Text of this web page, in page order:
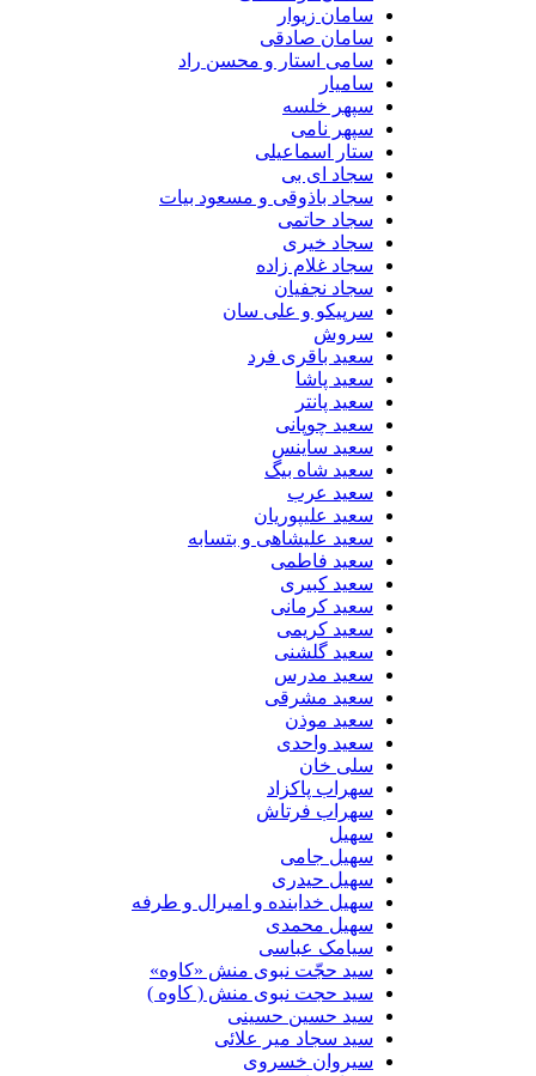
سامان زیوار
سامان صادقی
سامی استار و محسن راد
سامیار
سپهر خلسه
سپهر نامی
ستار اسماعیلی
سجاد ای بی
سجاد باذوقی و مسعود بیات
سجاد حاتمی
سجاد خیری
سجاد غلام زاده
سجاد نجفیان
سرپیکو و علی سان
سروش
سعید باقری فرد
سعید پاشا
سعید پانتر
سعید چوپانی
سعید ساینس
سعید شاه بیگ
سعید عرب
سعید علیپوریان
سعید علیشاهی و بتسابه
سعید فاطمی
سعید کبیری
سعید کرمانی
سعید کریمی
سعید گلشنی
سعید مدرس
سعید مشرقی
سعید موذن
سعید واحدی
سلی خان
سهراب پاکزاد
سهراب فرتاش
سهیل
سهیل جامی
سهیل حیدری
سهیل خدابنده و امیرال و طرفه
سهیل محمدی
سیامک عباسی
سید حجّت نبوی منش «کاوه»
سید حجت نبوی منش ( کاوه )
سید حسین حسینى
سید سجاد میر علائی
سیروان خسروی